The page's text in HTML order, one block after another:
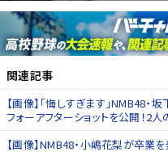
関連記事
【画像】「悔しすぎます」NMB48
フォーアフターショットを公開！2
【画像】NMB48・小嶋花梨が卒業